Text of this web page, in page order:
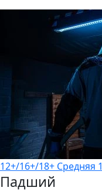
12+/16+/18+ Средняя
Падший